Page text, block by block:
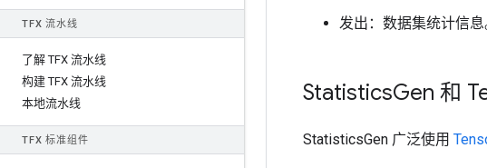
TFX 流水线
了解 TFX 流水线
构建 TFX 流水线
本地流水线
TFX 标准组件
发出：数据集统计信息
StatisticsGen 和
StatisticsGen 广泛使用